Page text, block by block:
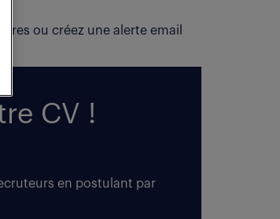
ou créez une alerte email
CV !
en postulant par